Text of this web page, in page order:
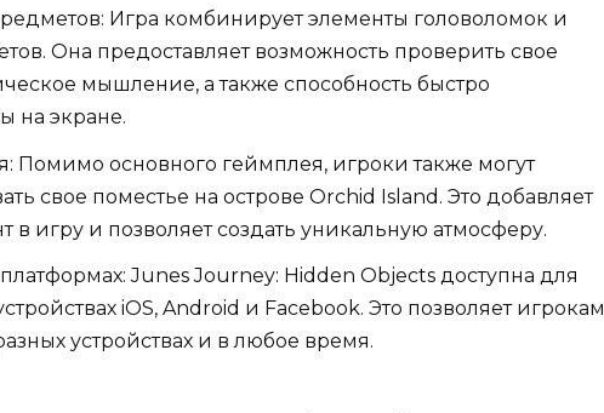
Игра комбинирует элементы головоломок и
Она предоставляет возможность проверить свое
мышление, а также способность быстро
на экране.
Помимо основного геймплея, игроки также могут
свое поместье на острове Orchid Island. Это добавляет
в игру и позволяет создать уникальную атмосферу.
Junes Journey: Hidden Objects доступна для
iOS, Android и Facebook. Это позволяет игрокам
устройствах и в любое время.